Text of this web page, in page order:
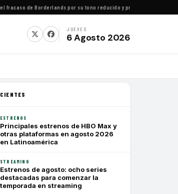
de Borderlands por su tono reducido y presupuesto
JUEVES
6 Agosto 2026
ESTRENOS
Principales estrenos de HBO Max y
otras plataformas en agosto 2026
en Latinoamérica
STREAMING
Estrenos de agosto: ocho series
destacadas para comenzar la
temporada en streaming